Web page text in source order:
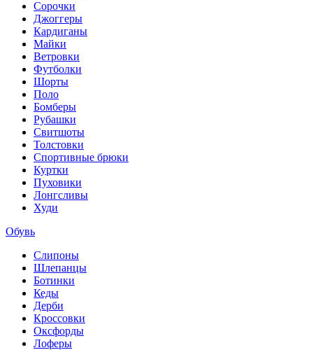
Сорочки
Джоггеры
Кардиганы
Майки
Ветровки
Футболки
Шорты
Поло
Бомберы
Рубашки
Свитшоты
Толстовки
Спортивные брюки
Куртки
Пуховики
Лонгсливы
Худи
Обувь
Слипоны
Шлепанцы
Ботинки
Кеды
Дерби
Кроссовки
Оксфорды
Лоферы